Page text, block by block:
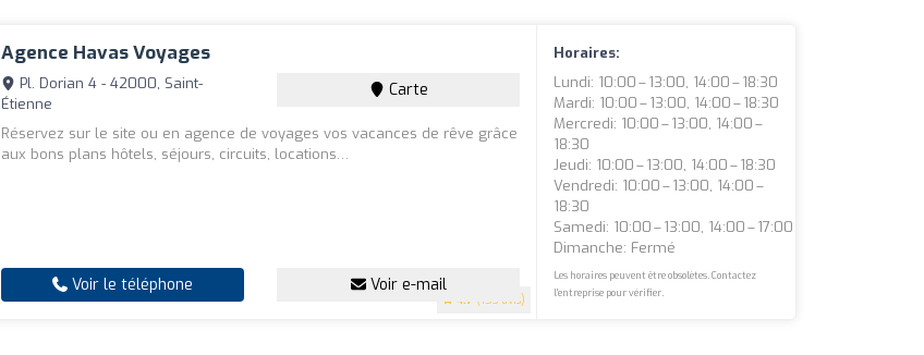
Agence Havas Voyages
4.7 (153 avis)
Pl. Dorian 4 - 42000, Saint-
Étienne
Carte
Réservez sur le site ou en agence de voyages vos vacances de rêve grâce
aux bons plans hôtels, séjours, circuits, locations…
Voir le téléphone Voir e-mail
Horaires:
Lundi: 10:00 – 13:00, 14:00 – 18:30
Mardi: 10:00 – 13:00, 14:00 – 18:30
Mercredi: 10:00 – 13:00, 14:00 –
18:30
Jeudi: 10:00 – 13:00, 14:00 – 18:30
Vendredi: 10:00 – 13:00, 14:00 –
18:30
Samedi: 10:00 – 13:00, 14:00 – 17:00
Dimanche: Fermé
Les horaires peuvent être obsolètes. Contactez
l'entreprise pour vérifier.